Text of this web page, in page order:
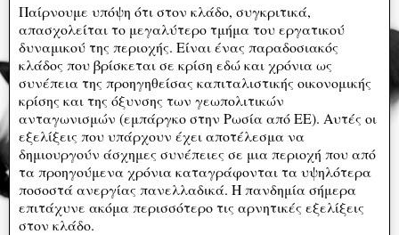
Παίρνουμε υπόψη ότι στον κλάδο, συγκριτικά,
απασχολείται το μεγαλύτερο τμήμα του εργατικού
δυναμικού της περιοχής. Είναι ένας παραδοσιακός
κλάδος που βρίσκεται σε κρίση εδώ και χρόνια ως
συνέπεια της προηγηθείσας καπιταλιστικής οικονομικής
κρίσης και της όξυνσης των γεωπολιτικών
ανταγωνισμών (εμπάργκο στην Ρωσία από ΕΕ). Αυτές οι
εξελίξεις που υπάρχουν έχει αποτέλεσμα να
δημιουργούν άσχημες συνέπειες σε μια περιοχή που από
τα προηγούμενα χρόνια καταγράφονται τα υψηλότερα
ποσοστά ανεργίας πανελλαδικά. Η πανδημία σήμερα
επιτάχυνε ακόμα περισσότερο τις αρνητικές εξελίξεις
στον κλάδο.